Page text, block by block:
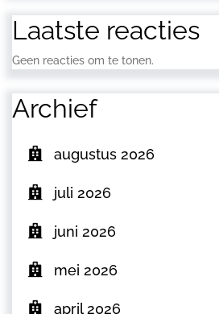
Laatste reacties
Geen reacties om te tonen.
Archief
augustus 2026
juli 2026
juni 2026
mei 2026
april 2026